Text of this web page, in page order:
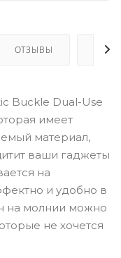
ОТЗЫВЫ КАК
Buckle Dual-Use
имеет
материал,
ваши гаджеты
на
и удобно в
на молнии можно
не хочется